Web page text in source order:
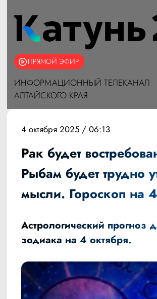
ПРЯМОЙ ЭФИР
ИНФОРМАЦИОННЫЙ ТЕЛЕКАНАЛ
АЛТАЙСКОГО КРАЯ
4 октября 2025 / 06:13
Рак будет
Рыбам будет трудно
мысли. Гороскоп на
Астрологический прогноз
зодиака на 4 октября.